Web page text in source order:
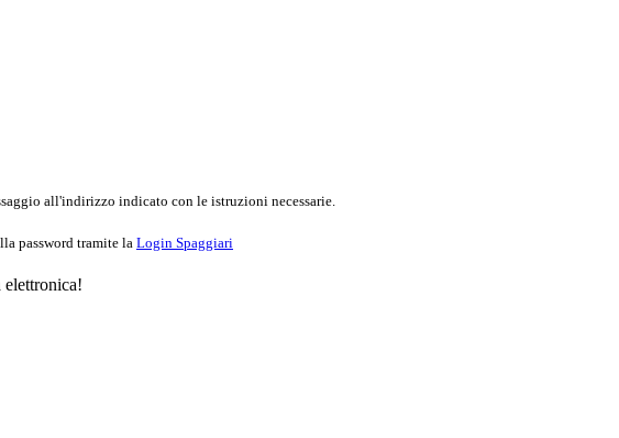
all'indirizzo indicato con le istruzioni necessarie.
password tramite la Login Spaggiari
elettronica!